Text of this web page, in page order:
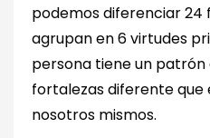
podemos diferenciar 24
agrupan en 6 virtudes
persona tiene un patrón
fortalezas diferente que
nosotros mismos.